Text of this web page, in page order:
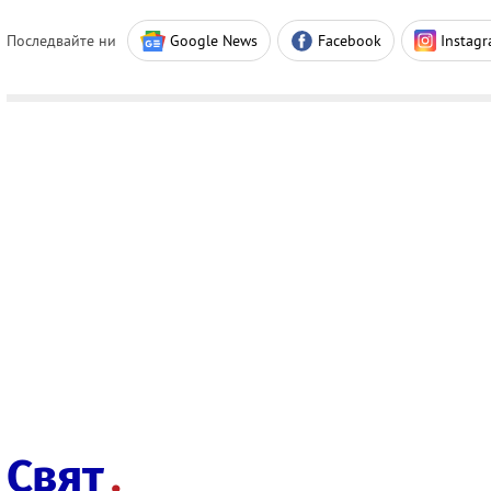
Последвайте ни Google News Facebook
Свят